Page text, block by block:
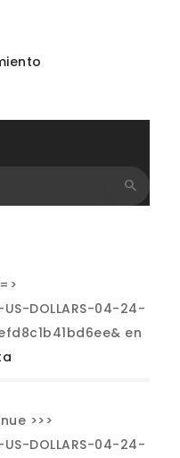
DOLLARS-04-24-
en
>>>
DOLLARS-04-24-